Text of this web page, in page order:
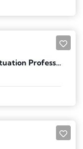
Renforcer son Assertivité en Situation Professionnelle